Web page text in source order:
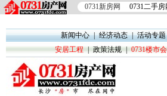
0731新房网 0731二手房
新闻中心|经济动态|活动专题
安居工程
政策法规 0731楼市